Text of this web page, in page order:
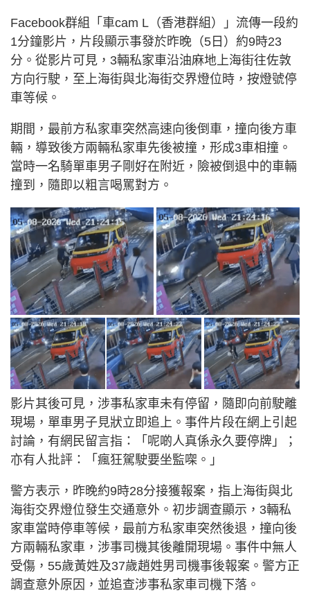
Facebook群組「車cam L（香港群組）」流傳一段約
1分鐘影片，片段顯示事發於昨晚（5日）約9時23
分。從影片可見，3輛私家車沿油麻地上海街往佐敦
方向行駛，至上海街與北海街交界燈位時，按燈號停
車等候。
期間，最前方私家車突然高速向後倒車，撞向後方車
輛，導致後方兩輛私家車先後被撞，形成3車相撞。
當時一名騎單車男子剛好在附近，險被倒退中的車輛
撞到，隨即以粗言喝罵對方。
影片其後可見，涉事私家車未有停留，隨即向前駛離
現場，單車男子見狀立即追上。事件片段在網上引起
討論，有網民留言指：「呢啲人真係永久要停牌」；
亦有人批評：「瘋狂駕駛要坐監㗎。」
警方表示，昨晚約9時28分接獲報案，指上海街與北
海街交界燈位發生交通意外。初步調查顯示，3輛私
家車當時停車等候，最前方私家車突然後退，撞向後
方兩輛私家車，涉事司機其後離開現場。事件中無人
受傷，55歲黃姓及37歲趙姓男司機事後報案。警方正
調查意外原因，並追查涉事私家車司機下落。